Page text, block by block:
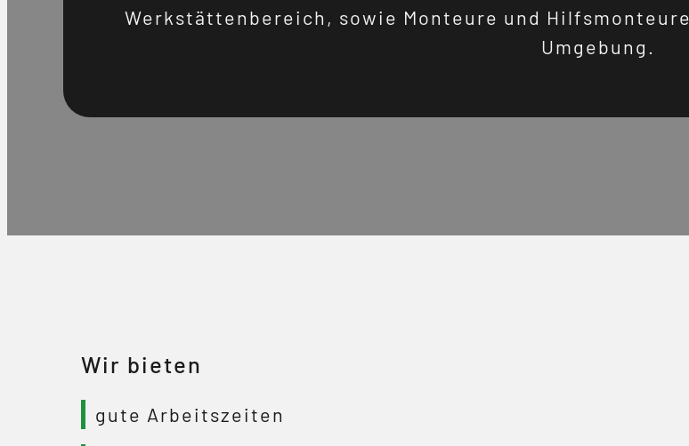
Werkstättenbereich, sowie Monteure und
Umgebung.
Wir bieten
gute Arbeitszeiten